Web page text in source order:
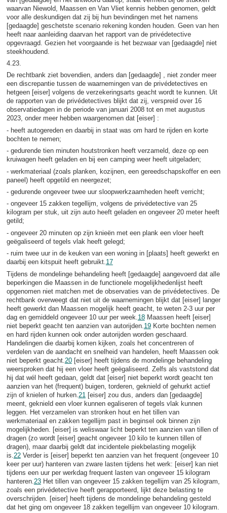
waarvan Niewold, Maassen en Van Vliet kennis hebben genomen, geldt
voor alle deskundigen dat zij bij hun bevindingen met het namens
[gedaagde] geschetste scenario rekening konden houden. Geen van hen
heeft naar aanleiding daarvan het rapport van de privédetective
opgevraagd. Gezien het voorgaande is het bezwaar van [gedaagde] niet
steekhoudend.
4.23.
De rechtbank ziet bovendien, anders dan [gedaagde] , niet zonder meer
een discrepantie tussen de waarnemingen van de privédetectives en
hetgeen [eiser] volgens de verzekeringsarts geacht wordt te kunnen. Uit
de rapporten van de privédetectives blijkt dat zij, verspreid over 16
observatiedagen in de periode van januari 2008 tot en met augustus
2023, onder meer hebben waargenomen dat [eiser] :
- heeft autogereden en daarbij in staat was om hard te rijden en korte
bochten te nemen;
- gedurende tien minuten houtstronken heeft verzameld, deze op een
kruiwagen heeft geladen en bij een camping weer heeft uitgeladen;
- werkmateriaal (zoals planken, kozijnen, een gereedschapskoffer en een
paneel) heeft opgetild en neergezet;
- gedurende ongeveer twee uur sloopwerkzaamheden heeft verricht;
- ongeveer 15 zakken tegellijm, volgens de privédetective van 25
kilogram per stuk, uit zijn auto heeft geladen en ongeveer 20 meter heeft
getild;
- ongeveer 20 minuten op zijn knieën met een plank een vloer heeft
geëgaliseerd of tegels vlak heeft gelegd;
- ruim twee uur in de keuken van een woning in [plaats] heeft gewerkt en
daarbij een kitspuit heeft gebruikt.17
Tijdens de mondelinge behandeling heeft [gedaagde] aangevoerd dat alle
beperkingen die Maassen in de functionele mogelijkhedenlijst heeft
opgenomen niet matchen met de observaties van de privédetectives. De
rechtbank overweegt dat niet uit de waarnemingen blijkt dat [eiser] langer
heeft gewerkt dan Maassen mogelijk heeft geacht, te weten 2-3 uur per
dag en gemiddeld ongeveer 10 uur per week. 18Maassen heeft [eiser]
niet beperkt geacht ten aanzien van autorijden. 19Korte bochten nemen
en hard rijden kunnen ook onder autorijden worden geschaard.
Handelingen die daarbij komen kijken, zoals het concentreren of
verdelen van de aandacht en snelheid van handelen, heeft Maassen ook
niet beperkt geacht. 20[eiser] heeft tijdens de mondelinge behandeling
weersproken dat hij een vloer heeft geëgaliseerd. Zelfs als vaststond dat
hij dat wél heeft gedaan, geldt dat [eiser] niet beperkt wordt geacht ten
aanzien van het (frequent) buigen, torderen, geknield of gehurkt actief
zijn of knielen of hurken. 21 [eiser] zou dus, anders dan [gedaagde]
meent, geknield een vloer kunnen egaliseren of tegels vlak kunnen
leggen. Het verzamelen van stronken hout en het tillen van
werkmateriaal en zakken tegellijm past in beginsel ook binnen zijn
mogelijkheden. [eiser] is weliswaar licht beperkt ten aanzien van tillen of
dragen (zo wordt [eiser] geacht ongeveer 10 kilo te kunnen tillen of
dragen), maar daarbij geldt dat incidentele piekbelasting mogelijk
is. 22Verder is [eiser] beperkt ten aanzien van het frequent (ongeveer 10
keer per uur) hanteren van zware lasten tijdens het werk: [eiser] kan niet
tijdens een uur per werkdag frequent lasten van ongeveer 15 kilogram
hanteren. 23Het tillen van ongeveer 15 zakken tegellijm van 25 kilogram,
zoals een privédetective heeft gerapporteerd, lijkt deze belasting te
overschrijden. [eiser] heeft tijdens de mondelinge behandeling gesteld
dat het ging om ongeveer 18 zakken tegellijm van ongeveer 10 kilogram.